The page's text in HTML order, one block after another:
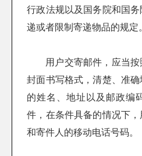
行政法规以及国务院和国
递或者限制寄递物品的规定
用户交寄邮件，应当
封面书写格式，清楚、准
的姓名、地址以及邮政编
件，在条件具备的情况下
和寄件人的移动电话号码。